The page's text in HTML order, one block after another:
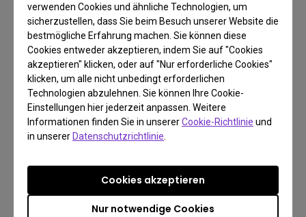
verwenden Cookies und ähnliche Technologien, um
sicherzustellen, dass Sie beim Besuch unserer Website die
bestmögliche Erfahrung machen. Sie können diese
Cookies entweder akzeptieren, indem Sie auf "Cookies
akzeptieren" klicken, oder auf "Nur erforderliche Cookies"
klicken, um alle nicht unbedingt erforderlichen
Technologien abzulehnen. Sie können Ihre Cookie-
Einstellungen hier jederzeit anpassen. Weitere
Informationen finden Sie in unsererCookie-Richtlinie und
in unsererDatenschutzrichtlinie
Nur notwendige Cookies
Cookies akzeptieren
zu arbeiten, ohne dabei auf die gewohnten Farben
deines Macs verzichten zu müssen. Über das
Bildschirmmenü (OSD) der Monitore für Designer
und Fotografen kannst du den M-book-Modus ganz
einfach auswählen – neben vielen anderen
Farbmodi wie sRGB oder AdobeRGB. So hast du
maximale Flexibilität bei der Farbwahl – ideal für
alle, die auf präzise und konsistente